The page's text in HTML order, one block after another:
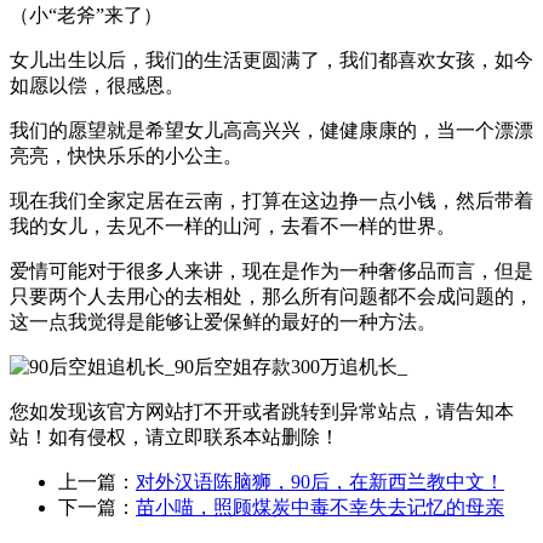
（小“老斧”来了）
女儿出生以后，我们的生活更圆满了，我们都喜欢女孩，如今
如愿以偿，很感恩。
我们的愿望就是希望女儿高高兴兴，健健康康的，当一个漂漂
亮亮，快快乐乐的小公主。
现在我们全家定居在云南，打算在这边挣一点小钱，然后带着
我的女儿，去见不一样的山河，去看不一样的世界。
爱情可能对于很多人来讲，现在是作为一种奢侈品而言，但是
只要两个人去用心的去相处，那么所有问题都不会成问题的，
这一点我觉得是能够让爱保鲜的最好的一种方法。
您如发现该官方网站打不开或者跳转到异常站点，请告知本
站！如有侵权，请立即联系本站删除！
上一篇： 对外汉语陈脑狮，90后，在新西兰教中文！
下一篇： 苗小喵，照顾煤炭中毒不幸失去记忆的母亲